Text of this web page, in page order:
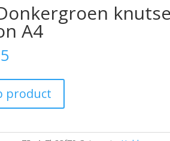
A4
product